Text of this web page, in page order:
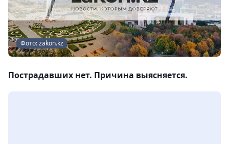
Фото: zakon.kz
Пострадавших нет. Причина выясняется.